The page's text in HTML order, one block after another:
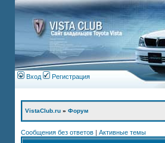
Вход Регистрация
VistaClub.ru » Форум
Сообщения без ответов | Активные темы